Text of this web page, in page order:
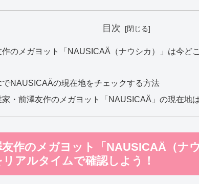
目次
のメガヨット「NAUSICAÄ（ナウシカ）」は今ど
でNAUSICAÄの現在地をチェックする方法
家・前澤友作のメガヨット「NAUSICAÄ」の現在地
友作のメガヨット「NAUSICAÄ（ナ
アルタイムで確認しよう！